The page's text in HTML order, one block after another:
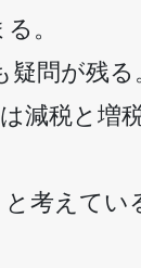
。
問が残る
減税と増
考えてい